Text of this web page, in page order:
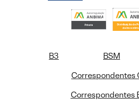
B3 BSM
Correspondentes
Correspondentes